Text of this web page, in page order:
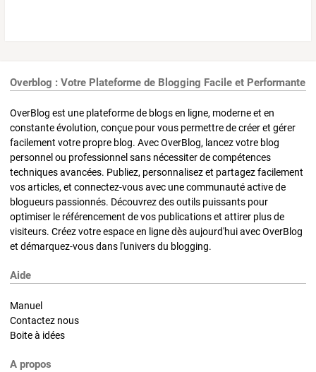
Overblog : Votre Plateforme de Blogging Facile et Performante
OverBlog est une plateforme de blogs en ligne, moderne et en
constante évolution, conçue pour vous permettre de créer et gérer
facilement votre propre blog. Avec OverBlog, lancez votre blog
personnel ou professionnel sans nécessiter de compétences
techniques avancées. Publiez, personnalisez et partagez facilement
vos articles, et connectez-vous avec une communauté active de
blogueurs passionnés. Découvrez des outils puissants pour
optimiser le référencement de vos publications et attirer plus de
visiteurs. Créez votre espace en ligne dès aujourd'hui avec OverBlog
et démarquez-vous dans l'univers du blogging.
Aide
Manuel
Contactez nous
Boite à idées
A propos